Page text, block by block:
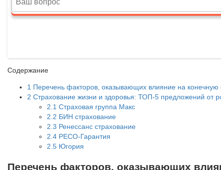
Содержание
1 Перечень факторов, оказывающих влияние на конечную
2 Страхование жизни и здоровья: ТОП-5 предложений от
2.1 Страховая группа Макс
2.2 БИН страхование
2.3 Ренессанс страхование
2.4 РЕСО-Гарантия
2.5 Югория
Перечень факторов, оказывающих